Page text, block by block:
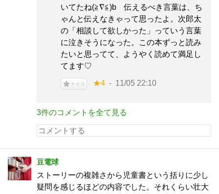
いてたね(≧∇≦)b 伝えるべき言葉は、ち
ゃんと伝えなきゃって思ったよ。次郎太
の「相談して欲しかった」っていう言葉
に泣きそうになった。この本ずっと読み
たいと思ってて、ようやく読めて満足し
てます♡
ナイス ★4 11/05 22:10
3件のコメントを全て見る
豆電球
ストーリーの複雑さから児童書という括りに少し
疑問を感じるほどの内容でした。それくらい壮大